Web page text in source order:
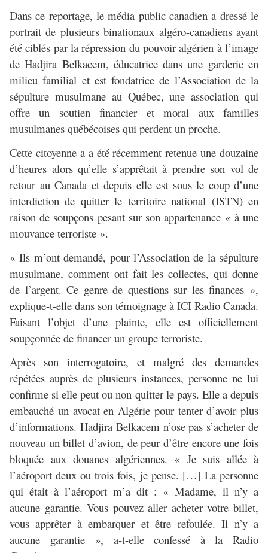
Dans ce reportage, le média public canadien a dressé le
portrait de plusieurs binationaux algéro-canadiens ayant
été ciblés par la répression du pouvoir algérien à l’image
de Hadjira Belkacem, éducatrice dans une garderie en
milieu familial et est fondatrice de l’Association de la
sépulture musulmane au Québec, une association qui
offre un soutien financier et moral aux familles
musulmanes québécoises qui perdent un proche.
Cette citoyenne a a été récemment retenue une douzaine
d’heures alors qu’elle s’apprêtait à prendre son vol de
retour au Canada et depuis elle est sous le coup d’une
interdiction de quitter le territoire national (ISTN) en
raison de soupçons pesant sur son appartenance « à une
mouvance terroriste ».
« Ils m’ont demandé, pour l’Association de la sépulture
musulmane, comment ont fait les collectes, qui donne
de l’argent. Ce genre de questions sur les finances »,
explique-t-elle dans son témoignage à ICI Radio Canada.
Faisant l’objet d’une plainte, elle est officiellement
soupçonnée de financer un groupe terroriste.
Après son interrogatoire, et malgré des demandes
répétées auprès de plusieurs instances, personne ne lui
confirme si elle peut ou non quitter le pays. Elle a depuis
embauché un avocat en Algérie pour tenter d’avoir plus
d’informations. Hadjira Belkacem n’ose pas s’acheter de
nouveau un billet d’avion, de peur d’être encore une fois
bloquée aux douanes algériennes. « Je suis allée à
l’aéroport deux ou trois fois, je pense. […] La personne
qui était à l’aéroport m’a dit : « Madame, il n’y a
aucune garantie. Vous pouvez aller acheter votre billet,
vous apprêter à embarquer et être refoulée. Il n’y a
aucune garantie », a-t-elle confessé à la Radio